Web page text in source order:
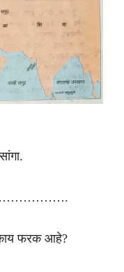
फरक आहे?